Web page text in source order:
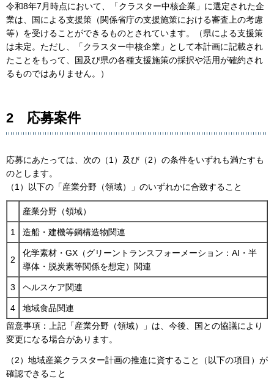
令和8年7月時点において、「クラスター中核企業」に選定された企
業は、国による支援策（関係省庁の支援施策における審査上の考慮
等）を受けることができるものとされています。（県による支援策
は未定。ただし、「クラスター中核企業」として本計画に記載され
たことをもって、国及び県の各種支援施策の採択や活用が確約され
るものではありません。）
2 応募案件
応募にあたっては、次の（1）及び（2）の条件をいずれも満たすも
のとします。
（1）以下の「産業分野（領域）」のいずれかに合致すること
産業分野（領域）
1 造船・建機等鋼構造物関連
2
化学素材・GX（グリーントランスフォーメーション：AI・半
導体・脱炭素等関係を想定）関連
3 ヘルスケア関連
4
地域食品関連
留意事項：上記「産業分野（領域）」は、今後、国との協議により
変更になる場合があります。
（2）地域産業クラスター計画の推進に資すること（以下の項目）が
確認できること